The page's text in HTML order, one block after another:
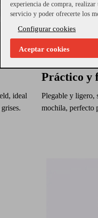
y el
100% poliéster
97y peso 380 gr
ideal
Práctico y
Plegable y ligero,
mochila, perfecto
experiencia de compra,
servicio y poder ofrecerte los
Configurar cookies
Aceptar cookies